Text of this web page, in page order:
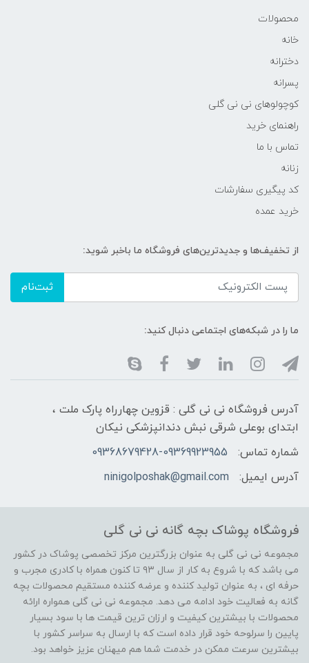
محصولات
خانه
دخترانه
پسرانه
کوچولوهای نی نی گلی
راهنمای خرید
تماس با ما
زنانه
کد پیگیری سفارشات
خرید عمده
از تخفیف‌ها و جدیدترین‌های فروشگاه ما باخبر شوید:
ثبت‌نام
ما را در شبکه‌های اجتماعی دنبال کنید:
آدرس فروشگاه نی نی گلی : قزوین چهارراه پارک ملت ،
ابتدای بوعلی شرقی نبش دندانپزشکی نیکان
شماره تماس:
09368679428-09369923955
آدرس ایمیل:
ninigolposhak@gmail.com
فروشگاه پوشاک بچه گانه نی نی گلی
مجموعه نی نی گلی به عنوان بزرگترین مرکز تخصصی پوشاک در کشور
می باشد که با شروع به کار از سال ۹۳ تا کنون همراه با کادری مجرب و
حرفه ای ، به عنوان تولید کننده و عرضه کننده مستقیم محصولات بچه
گانه به فعالیت خود ادامه می دهد. مجموعه نی نی گلی همواره ارائه
محصولات با بیشترین کیفیت و ارزان ترین قیمت ها با سود بسیار
پایین را سرلوحه خود قرار داده است که با ارسال به سراسر کشور با
بیشترین سرعت ممکن در خدمت شما هم میهنان عزیز خواهد بود.